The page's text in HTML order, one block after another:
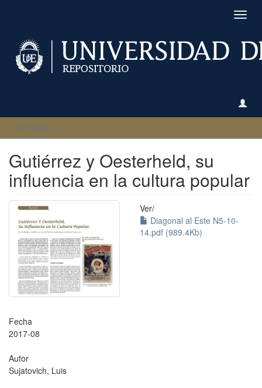
Ver ítem
Gutiérrez y Oesterheld, su
influencia en la cultura popular
Ver/
Diagonal al Este N5-10-
14.pdf (989.4Kb)
Fecha
2017-08
Autor
Sujatovich, Luis